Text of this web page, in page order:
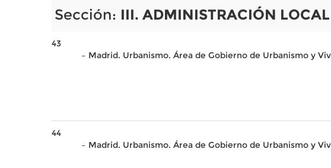
Sección: III. ADMINISTRACIÓN
43
– Madrid. Urbanismo. Área de Gobierno de Urbanismo y
44
– Madrid. Urbanismo. Área de Gobierno de Urbanismo y